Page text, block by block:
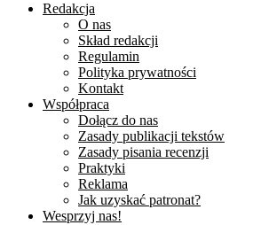
Redakcja
O nas
Skład redakcji
Regulamin
Polityka prywatności
Kontakt
Współpraca
Dołącz do nas
Zasady publikacji tekstów
Zasady pisania recenzji
Praktyki
Reklama
Jak uzyskać patronat?
Wesprzyj nas!